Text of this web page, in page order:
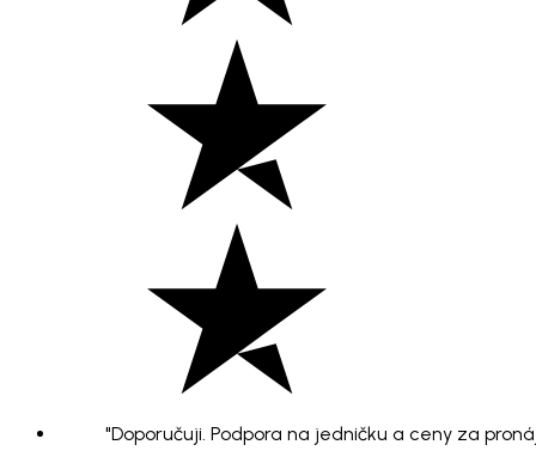
"Doporučuji. Podpora na jedničku a ceny za